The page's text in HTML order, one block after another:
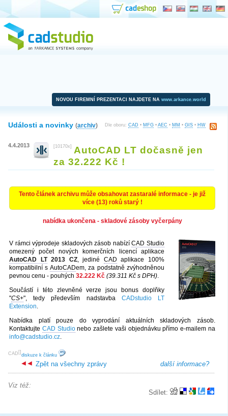
NOVOU FIREMNÍ PREZENTACI NAJDETE NA www.arkance.world
Dle oboru: CAD • MFG • AEC • MM • GIS • HW
Události a novinky (archiv)
4.4.2013 [10170x]
AutoCAD LT dočasně jen
za 32.222 Kč !
Tento článek archivu může obsahovat zastaralé informace - je již
více (13) roků starý !
nabídka ukončena - skladové zásoby vyčerpány
V rámci výprodeje skladových zásob nabízíCAD Studio
omezený počet nových komerčních licencí aplikace
AutoCAD LT2013 CZ, jediné CAD aplikace 100%
kompatibilní s AutoCADem, za podstatně zvýhodněnou
pevnou cenu - pouhých 32.222 Kč (39.311 Kč s DPH).
Součástí i této zlevněné verze jsou bonus doplňky
"CS+", tedy především nadstavba CADstudio LT
Extension.
Nabídka platí pouze do vyprodání aktuálních skladových zásob.
Kontaktujte CAD Studionebo zašlete vaši objednávku přímo e-mailem na
info@cadstudio.cz.
[
CAD ]
diskuze k článku
další informace?
Zpět na všechny zprávy
Sdílet:
Viz též: